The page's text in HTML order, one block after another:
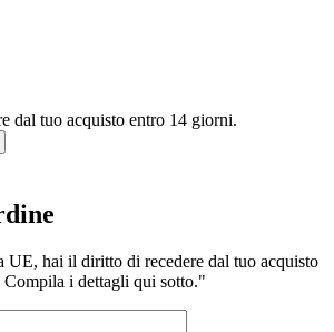
dal tuo acquisto entro 14 giorni.
UE, hai il diritto di recedere dal tuo acquisto
i dettagli qui sotto."